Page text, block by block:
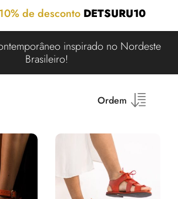
de desconto DETSURU10
inspirado no Nordeste
Brasileiro!
Ordem